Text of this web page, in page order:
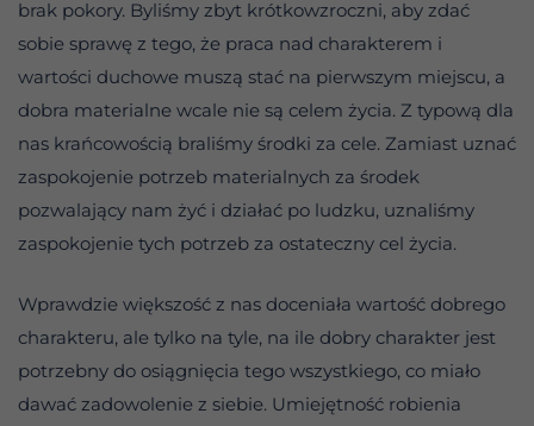
brak pokory. Byliśmy zbyt krótkowzroczni, aby zdać
sobie sprawę z tego, że praca nad charakterem i
wartości duchowe muszą stać na pierwszym miejscu, a
dobra materialne wcale nie są celem życia. Z typową dla
nas krańcowością braliśmy środki za cele. Zamiast uznać
zaspokojenie potrzeb materialnych za środek
pozwalający nam żyć i działać po ludzku, uznaliśmy
zaspokojenie tych potrzeb za ostateczny cel życia.
Wprawdzie większość z nas doceniała wartość dobrego
charakteru, ale tylko na tyle, na ile dobry charakter jest
potrzebny do osiągnięcia tego wszystkiego, co miało
dawać zadowolenie z siebie. Umiejętność robienia